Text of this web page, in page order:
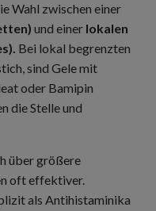
Wahl zwischen einer
und einer lokalen
Bei lokal begrenzten
sind Gele mit
oder Bamipin
die Stelle und
über größere
oft effektiver.
als Antihistaminika